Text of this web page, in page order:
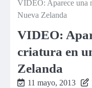
VIDEO: Aparece una
Nueva Zelanda
VIDEO:
criatura en
Zelanda
11 mayo, 2013